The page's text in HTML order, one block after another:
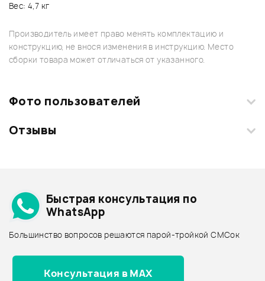
Вес: 4,7 кг
Производитель имеет право менять комплектацию и
конструкцию, не внося изменения в инструкцию. Место
сборки товара может отличаться от указанного.
Фото пользователей
Загрузите свои фотографии купленного товара и получите
Отзывы
Архив товаров - дешевле
Архив товаров - дороже
Все товары SKB
Архив товаров - новинки
Быстрая консультация по
WhatsApp
Большинство вопросов решаются парой-тройкой СМСок
Консультация в MAX